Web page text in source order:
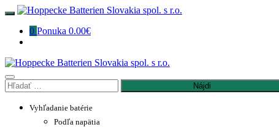
Preskočiť
obsah
0 Ponuka 0.00€
Hľadať:
Vyhľadanie batérie
Podľa napätia